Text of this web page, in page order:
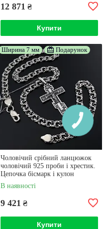
12 871 ₴
Купити
Ширина 7 мм Подарунок
Чоловічий срібний ланцюжок
чоловічий 925 проби і хрестик.
Цепочка бісмарк і кулон
В наявності
9 421 ₴
Купити